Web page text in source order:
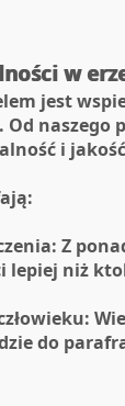
w
jest
naszego
i
Z
lepiej niż
do